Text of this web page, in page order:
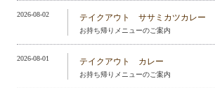
2026-08-02 テイクアウト ササミカツカレー
お持ち帰りメニューのご案内
2026-08-01 テイクアウト カレー
お持ち帰りメニューのご案内